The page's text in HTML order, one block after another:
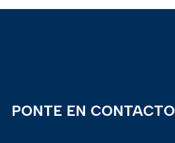
PONTE EN CONTACTO